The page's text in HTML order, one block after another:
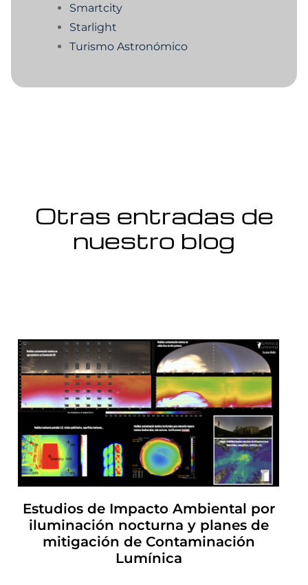
Smartcity
Starlight
Turismo Astronómico
Otras entradas de
nuestro blog
Estudios de Impacto Ambiental por
iluminación nocturna y planes de
mitigación de Contaminación
Lumínica